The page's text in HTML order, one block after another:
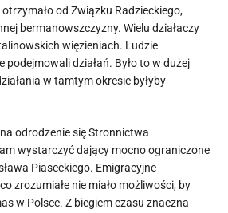
od Związku Radzieckiego,
bermanowszczyzny. Wielu działaczy
więzieniach. Ludzie
podejmowali działań. Było to w dużej
w tamtym okresie byłyby
odrodzenie się Stronnictwa
wystarczyć dający mocno ograniczone
Piaseckiego. Emigracyjne
zrozumiałe nie miało możliwości, by
w Polsce. Z biegiem czasu znaczna